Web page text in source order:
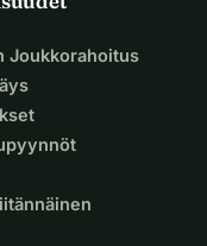
Joukkorahoitus